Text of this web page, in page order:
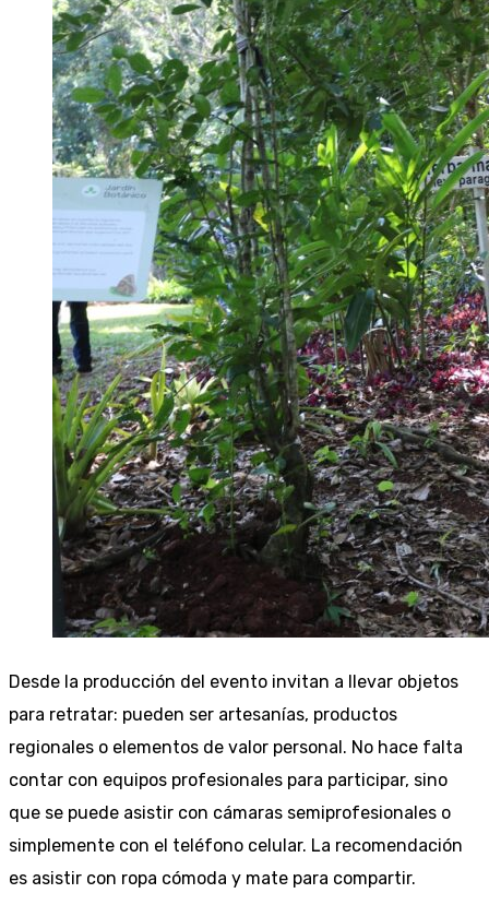
Desde la producción del evento invitan a llevar objetos
para retratar: pueden ser artesanías, productos
regionales o elementos de valor personal. No hace falta
contar con equipos profesionales para participar, sino
que se puede asistir con cámaras semiprofesionales o
simplemente con el teléfono celular. La recomendación
es asistir con ropa cómoda y mate para compartir.